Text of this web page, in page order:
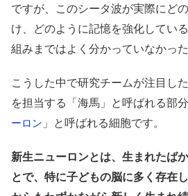
ですが、このシータ波が実際にど
け、どのように記憶を強化してい
組みまではよく分かっていなかった
こうした中で研究チームが注目し
を担当する「海馬」と呼ばれる部
ーロン 」と呼ばれる細胞です。
新生ニューロンとは、生まれたば
とで、特に子どもの脳に多く存在